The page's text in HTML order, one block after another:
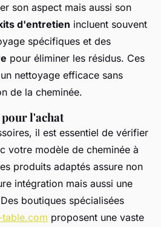
son aspect mais aussi son
d'entretien incluent souvent
spécifiques et des
pour éliminer les résidus. Ces
nettoyage efficace sans
de la cheminée.
l'achat
il est essentiel de vérifier
votre modèle de cheminée à
produits adaptés assure non
intégration mais aussi une
boutiques spécialisées
proposent une vaste